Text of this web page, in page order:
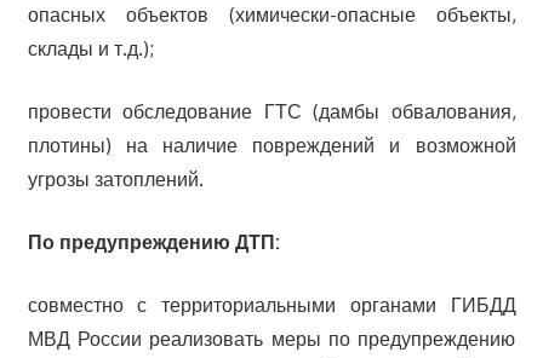
опасных объектов (химически-опасные объекты,
склады и т.д.);
провести обследование ГТС (дамбы обвалования,
плотины) на наличие повреждений и возможной
угрозы затоплений.
По предупреждению ДТП:
совместно с территориальными органами ГИБДД
МВД России реализовать меры по предупреждению